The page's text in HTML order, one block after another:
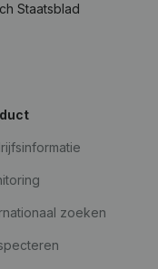
Staatsblad
zoeken